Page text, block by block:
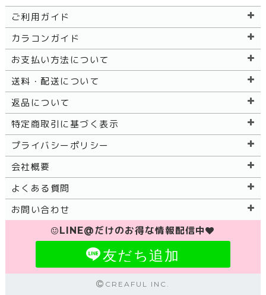
ご利用ガイド
カラコンガイド
お支払い方法について
送料・配送について
返品について
特定商取引に基づく表示
プライバシーポリシー
会社概要
よくある質問
お問い合わせ
LINE@だけのお得な情報配信中
友だち追加
CREAFUL INC.